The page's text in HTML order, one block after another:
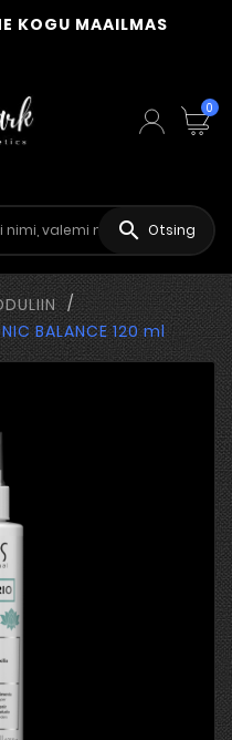
KOGU MAAILMAS
0
 Otsing
BALANCE 120 ml